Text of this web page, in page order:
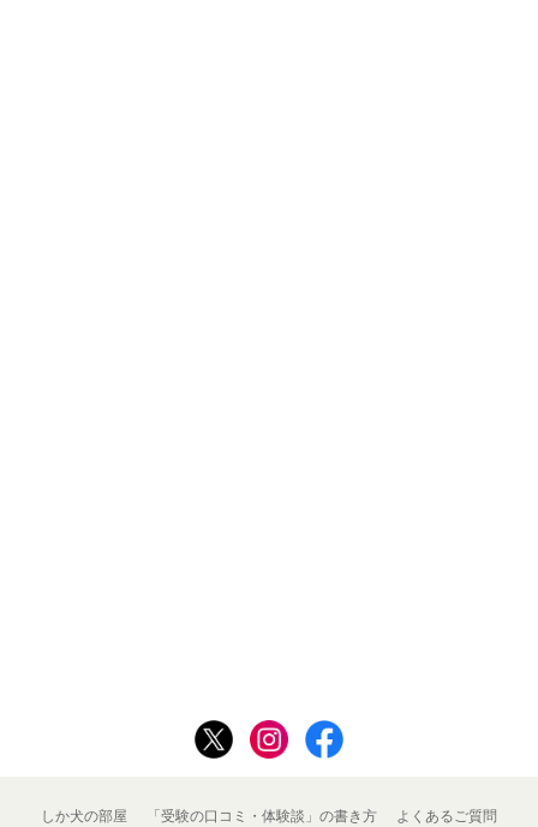
しか犬の部屋 「受験の口コミ・体験談」の書き方 よくあるご質問